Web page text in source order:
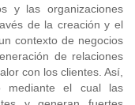
y las organizaciones
de la creación y el
contexto de negocios
de relaciones
con los clientes. Así,
mediante el cual las